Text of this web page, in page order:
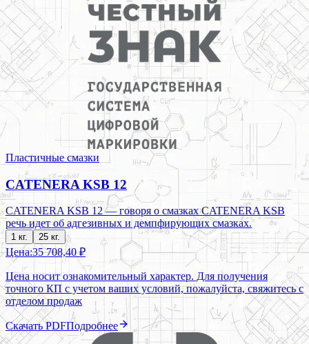
Пластичные смазки
CATENERA KSB 12
CATENERA KSB 12 — говоря о смазках CATENERA KSB
речь идет об адгезивных и демпфирующих смазках.
1 кг. 25 кг.
Цена:35 708,40 ₽
Цена носит ознакомительный характер. Для получения
точного КП с учетом ваших условий, пожалуйста, свяжитесь с
отделом продаж
Скачать PDFПодробнее